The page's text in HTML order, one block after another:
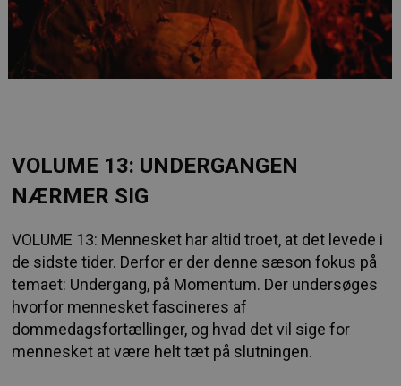
VOLUME 13: UNDERGANGEN
NÆRMER SIG
VOLUME 13: Mennesket har altid troet, at det levede i
de sidste tider. Derfor er der denne sæson fokus på
temaet: Undergang, på Momentum. Der undersøges
hvorfor mennesket fascineres af
dommedagsfortællinger, og hvad det vil sige for
mennesket at være helt tæt på slutningen.